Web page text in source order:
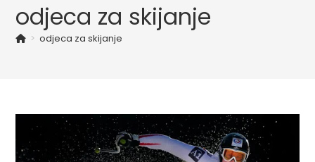
odjeca za skijanje
> odjeca za skijanje